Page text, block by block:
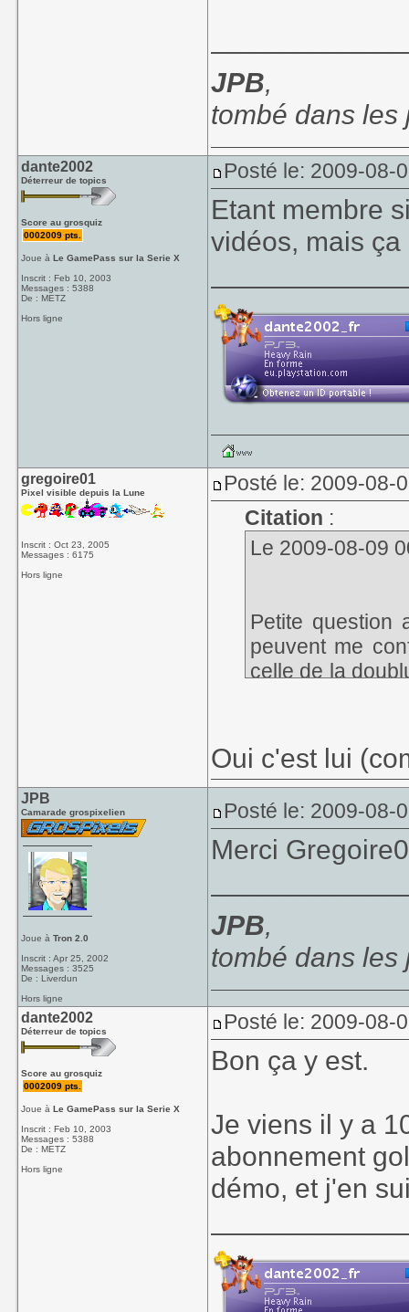
JPB,
tombé dans les
dante2002
Déterreur de topics
Score au grosquiz
0002009 pts.
Joue àLe GamePass sur la Serie X
Inscrit : Feb 10, 2003
Messages : 5388
De : METZ
Hors ligne
Posté le: 2009-08-
Etant membre
vidéos, mais
gregoire01
Pixel visible depuis la Lune
Inscrit : Oct 23, 2005
Messages : 6175
Hors ligne
Posté le: 2009-08-
Citation :
Le 2009-08-09
Petite question
peuvent me
celle de la
Oui c'est lui
JPB
Camarade grospixelien
Joue àTron 2.0
Inscrit : Apr 25, 2002
Messages : 3525
De : Liverdun
Hors ligne
Posté le: 2009-08-
Merci
JPB,
tombé dans les
dante2002
Déterreur de topics
Score au grosquiz
0002009 pts.
Joue àLe GamePass sur la Serie X
Inscrit : Feb 10, 2003
Messages : 5388
De : METZ
Hors ligne
Posté le: 2009-08-
Bon ça y est.
Je viens il y a
abonnement
démo, et j'en